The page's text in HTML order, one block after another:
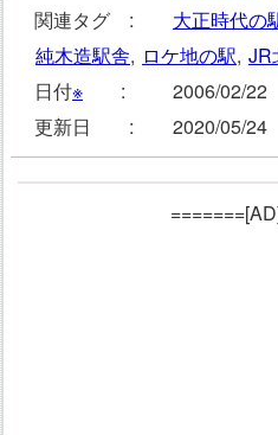
関連タグ :
大正時代の
純木造駅舎, ロケ地の駅, JR
日付※ :
2006/02/22
更新日 :
2020/05/24